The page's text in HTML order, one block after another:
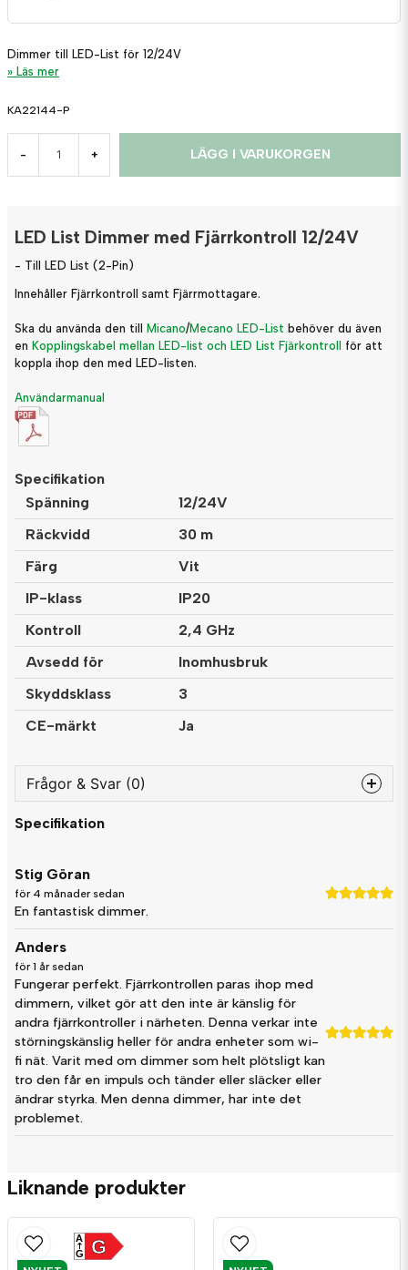
Dimmer till LED-List för 12/24V
Läs mer
KA22144-P
- + LÄGG I VARUKORGEN
LED List Dimmer med Fjärrkontroll 12/24V
- Till LED List (2-Pin)
Innehåller Fjärrkontroll samt Fjärrmottagare.
Ska du använda den till Micano/Mecano LED-List behöver du även
en Kopplingskabel mellan LED-list och LED List Fjärkontroll
för att
koppla ihop den med LED-listen.
Användarmanual
Specifikation
Spänning
12/24V
Räckvidd
30 m
Färg
Vit
IP-klass
IP20
Kontroll
2,4 GHz
Avsedd för
Inomhusbruk
Skyddsklass
3
CE-märkt
Ja
Frågor & Svar (0)
question
name
email
Mejladress
Ja, ni får publicera min fråga
Skicka fråga
Specifikation
Stig Göran
för 4 månader sedan
En fantastisk dimmer.
Anders
för 1 år sedan
Fungerar perfekt. Fjärrkontrollen paras ihop med
dimmern, vilket gör att den inte är känslig för
andra fjärrkontroller i närheten. Denna verkar inte
störningskänslig heller för andra enheter som wi-
fi nät. Varit med om dimmer som helt plötsligt kan
tro den får en impuls och tänder eller släcker eller
ändrar styrka. Men denna dimmer, har inte det
problemet.
Liknande produkter
G
A
G